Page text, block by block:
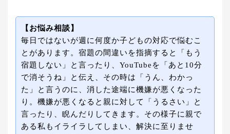
【お悩み相談】
毎日ではないが週に何度か子どもの対応で悩むこ
とがあります。宿題の間違いを指摘すると「もう
宿題しない」と言ったり、YouTubeを「あと10分
で消そうね」と伝え、その時は「うん、わかっ
た」と言うのに、消した途端に機嫌が悪くなった
り。機嫌が悪くなると親に対して「うるさい」と
言ったり、睨んだりしてきます。その様子に親で
ある私もイライラしてしまい、解決に至りませ